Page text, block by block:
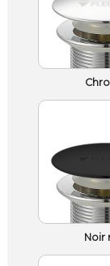
Noir